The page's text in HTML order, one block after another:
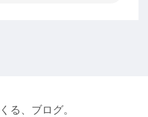
る、ブログ。